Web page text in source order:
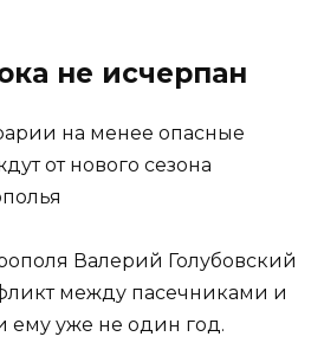
не исчерпан
Валерий Голубовский
между пасечниками и
ему уже не один год.